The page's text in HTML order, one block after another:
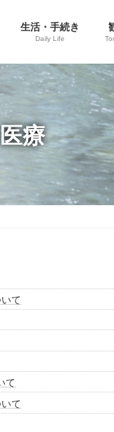
生活・手続き
Daily Life
医療
て
て
て